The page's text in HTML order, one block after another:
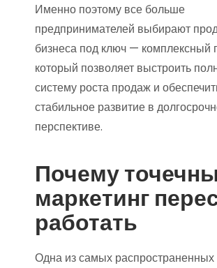
Именно поэтому все больше
предпринимателей выбирают
бизнеса под ключ — комплексный
который позволяет выстроить
систему роста продаж и
стабильное развитие в
перспективе.
Почему
маркетинг
работать
Одна из самых